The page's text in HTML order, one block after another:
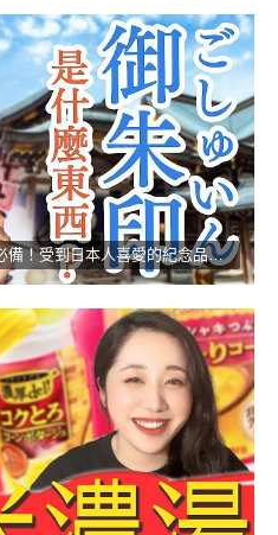
【日本知識】參拜神社與寺廟必備！受到日本人喜愛的紀念品！！